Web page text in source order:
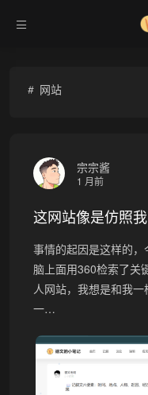
网站
宗宗酱
1 月前
这网站像是仿照
事情的起因是这样的
脑上面用360检索了关
人网站，我想是和我
一…